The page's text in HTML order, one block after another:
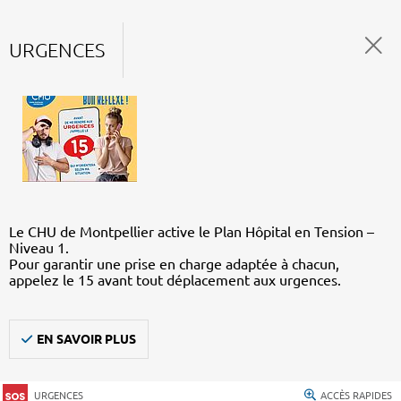
URGENCES
Le CHU de Montpellier active le Plan Hôpital en Tension –
Niveau 1.
Pour garantir une prise en charge adaptée à chacun,
appelez le 15 avant tout déplacement aux urgences.
EN SAVOIR PLUS
URGENCES ACCÈS RAPIDES